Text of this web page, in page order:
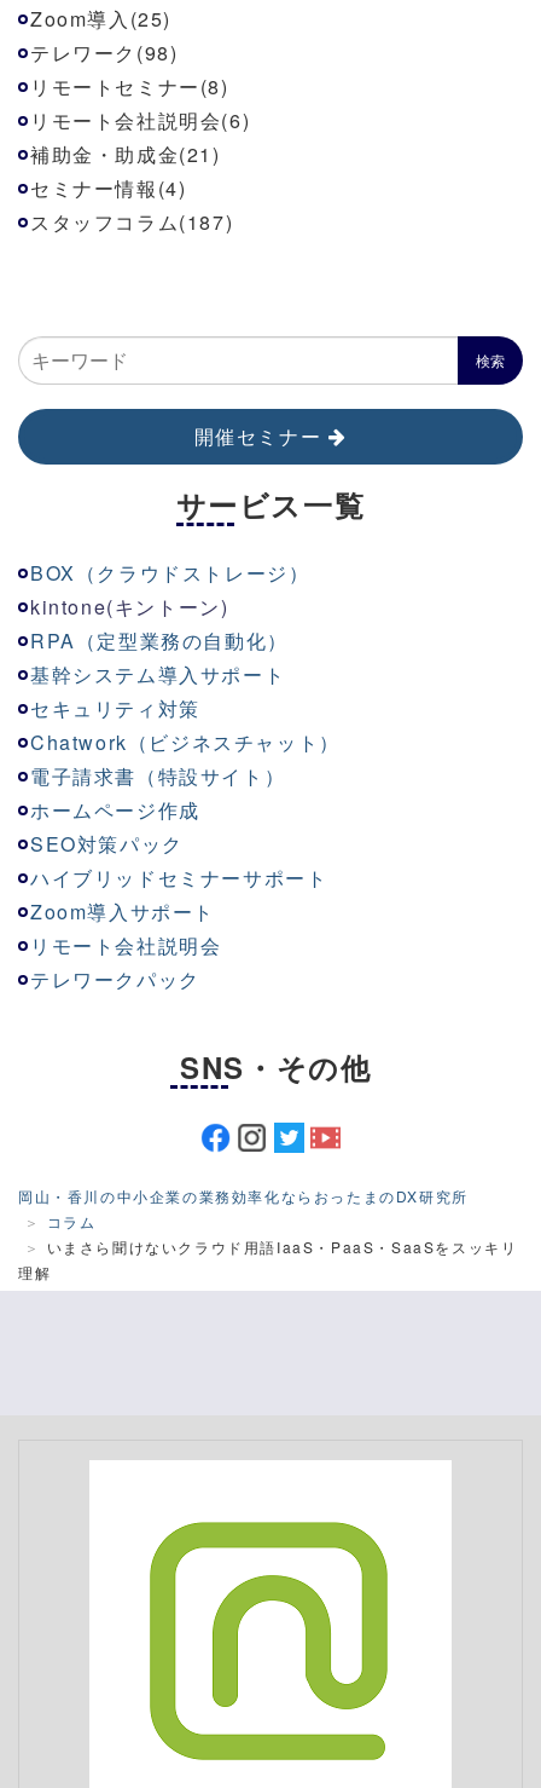
Zoom導入(25)
テレワーク(98)
リモートセミナー(8)
リモート会社説明会(6)
補助金・助成金(21)
セミナー情報(4)
スタッフコラム(187)
開催セミナー
サービス一覧
BOX（クラウドストレージ）
kintone(キントーン)
RPA（定型業務の自動化）
基幹システム導入サポート
セキュリティ対策
Chatwork（ビジネスチャット）
電子請求書（特設サイト）
ホームページ作成
SEO対策パック
ハイブリッドセミナーサポート
Zoom導入サポート
リモート会社説明会
テレワークパック
SNS・その他
岡山・香川の中小企業の業務効率化ならおったまのDX研究所
コラム
いまさら聞けないクラウド用語IaaS・PaaS・SaaSをスッキリ
理解